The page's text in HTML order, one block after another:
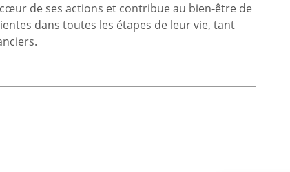
cœur de ses actions et contribue au bien-être de
dans toutes les étapes de leur vie, tant